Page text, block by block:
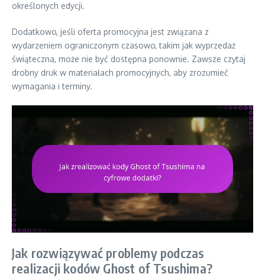
określonych edycji.
Dodatkowo, jeśli oferta promocyjna jest związana z
wydarzeniem ograniczonym czasowo, takim jak wyprzedaż
świąteczna, może nie być dostępna ponownie. Zawsze czytaj
drobny druk w materiałach promocyjnych, aby zrozumieć
wymagania i terminy.
Jak rozwiązywać problemy podczas
realizacji kodów Ghost of Tsushima?